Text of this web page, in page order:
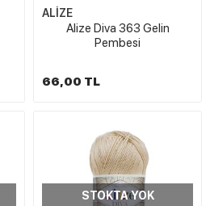
ALİZE
Alize Diva 363 Gelin
Pembesi
66,00 TL
STOKTA YOK